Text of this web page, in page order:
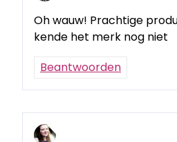
Oh wauw! Prachtige
kende het merk nog niet
Beantwoorden